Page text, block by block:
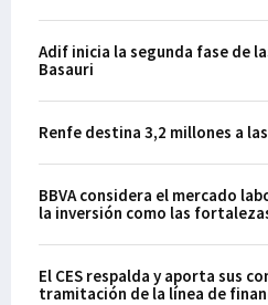
Adif inicia la segunda fase de
Basauri
Renfe destina 3,2 millones a
BBVA considera el mercado
la inversión como las
El CES respalda y aporta sus
tramitación de la línea de